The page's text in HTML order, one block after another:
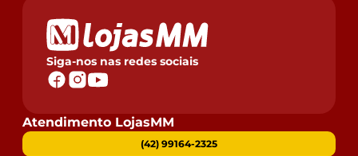
Siga-nos nas redes sociais
Atendimento LojasMM
(42) 99164-2325